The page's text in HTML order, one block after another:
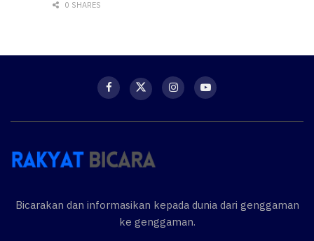
0 SHARES
Bicarakan dan informasikan kepada dunia dari genggaman
ke genggaman.